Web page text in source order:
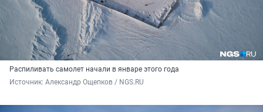
Распиливать самолет начали в январе этого года
Источник: Александр Ощепков / NGS.RU